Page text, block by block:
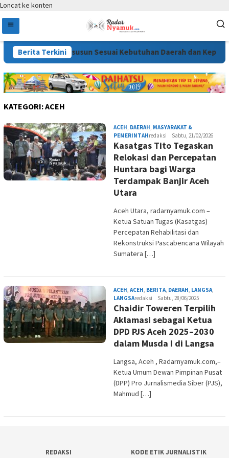
Loncat ke konten
Berita Terkini
APBD 2026 Disusun Sesuai Kebutuhan Daerah dan
KATEGORI:ACEH
ACEH, DAERAH, MASYARAKAT &
PEMERINTAHredaksi Sabtu, 21/02/2026
Kasatgas Tito Tegaskan
Relokasi dan Percepatan
Huntara bagi Warga
Terdampak Banjir Aceh
Utara
Aceh Utara, radarnyamuk.com –
Ketua Satuan Tugas (Kasatgas)
Percepatan Rehabilitasi dan
Rekonstruksi Pascabencana Wilayah
Sumatera […]
ACEH, ACEH, BERITA, DAERAH, LANGSA,
LANGSAredaksi Sabtu, 28/06/2025
Chaidir Toweren Terpilih
Aklamasi sebagai Ketua
DPD PJS Aceh 2025–2030
dalam Musda I di Langsa
Langsa, Aceh , Radarnyamuk.com,–
Ketua Umum Dewan Pimpinan Pusat
(DPP) Pro Jurnalismedia Siber (PJS),
Mahmud […]
REDAKSI KODE ETIK JURNALISTIK